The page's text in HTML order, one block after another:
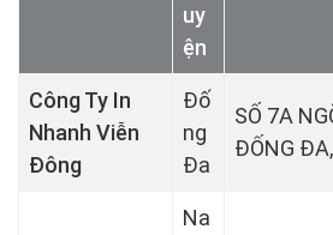
uy
ện
Công Ty In
Nhanh Viễn
Đông
Đố
ng
Đa
SỐ 7A
ĐỐNG
Na